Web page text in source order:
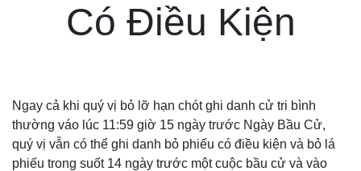
Có Điều Kiện
Ngay cả khi quý vị bỏ lỡ hạn chót ghi danh cử tri bình
thường váo lúc 11:59 giờ 15 ngày trước Ngày Bầu Cử,
quý vị vẫn có thể ghi danh bỏ phiếu có điều kiện và bỏ lá
phiếu trong suốt 14 ngày trước một cuộc bầu cử và vào